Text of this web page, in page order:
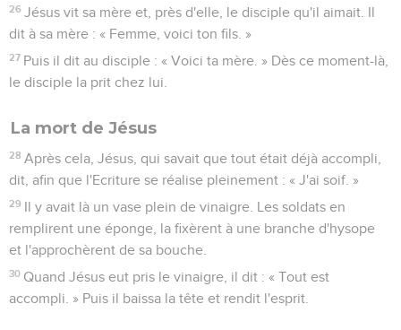
26 Jésus vit sa mère et, près d'elle, le disciple qu'il aimait. Il
dit à sa mère : « Femme, voici ton fils. »
27 Puis il dit au disciple : « Voici ta mère. » Dès ce moment-là,
le disciple la prit chez lui.
La mort de Jésus
28 Après cela, Jésus, qui savait que tout était déjà accompli,
dit, afin que l'Ecriture se réalise pleinement : « J'ai soif. »
29 Il y avait là un vase plein de vinaigre. Les soldats en
remplirent une éponge, la fixèrent à une branche d'hysope
et l'approchèrent de sa bouche.
30 Quand Jésus eut pris le vinaigre, il dit : « Tout est
accompli. » Puis il baissa la tête et rendit l'esprit.